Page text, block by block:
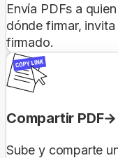
Envía PDFs a
dónde firmar,
firmado.
Compartir PDF
Sube y comparte